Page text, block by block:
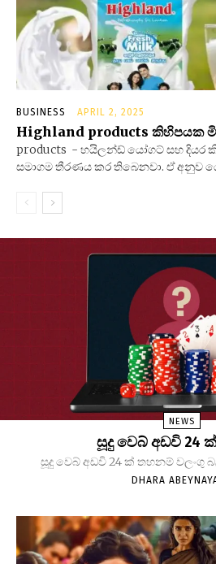
BUSINESS APRIL 2, 2025
Highland products කිහිපයක
products - හයිලන්ඩ් යෝගට් සහ දියර
සමාගම තීරණය කර තිබෙනවා. ඒ අනුව
NEWS
සූදු වෙබ් අඩවි 24
සූදු වෙබ් අඩවි 24 ක් තහනම් වලංගු
DHARA